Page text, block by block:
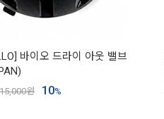
바이오 드라이 아웃 밸브
원 10%